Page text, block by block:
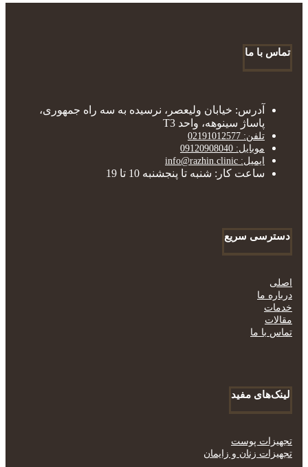
تماس با ما
آدرس: خیابان ولیعصر، نرسیده به سه راه جمهوری،
پاساژ سینوهه، واحد T3
تلفن: 02191012577
موبایل: 09120908040
ایمیل: info@razhin.clinic
ساعت کار: شنبه تا پنجشنبه 10 تا 19
دسترسی سریع
اصلی
درباره ما
خدمات
مقالات
تماس با ما
لینک‌های مفید
تجهیزات پوست
تجهیزات زنان و زایمان